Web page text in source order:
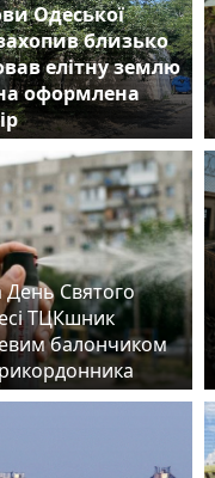
Одеської
близько
елітну землю
оформлена
День Святого
ТЦКшник
балончиком